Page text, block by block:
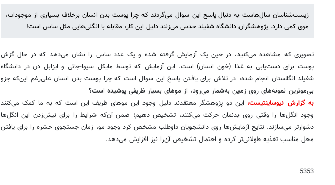
زیست‌شناسان سال‌هاست به دنبال پاسخ این سوال می‌گردند که چرا پوست بدن انسان برخلاف بسیاری از موجودات،
موی کمی دارد. پژوهشگران دانشگاه شفیلد حدس می‌زنند دلیل این کار، مقابله با انگلی‌هایی مثل ساس است!
تصویری که مشاهده می‌کنید، در حین یک آزمایش گرفته شده و یک عدد ساس را نشان می‌دهد که در حال گزش
پوست برای دست‌یابی به غذا (خون انسان) است. این آزمایش که توسط مایکل سیوا-جاتی و ایزابل دن در دانشگاه
شفیلد انگلستان انجام شده، در تلاش برای یافتن پاسخ این سوال است که چرا پوست بدن انسان علی‌رغم این‌که جزو
بی‌موترین نمونه‌های روی زمین به‌شمار می‌رود، از موهای بسیار ظریفی پوشیده است؟
به گزارش نیوساینتیست، این دو پژوهشگر معتقدند دلیل وجود این موهای ظریف این است که به ما کمک می‌کنند
وجود انگل‌ها را وقتی روی بدنمان حرکت می‌کنند، تشخیص دهیم؛ ضمن آن‌که شرایط را برای نیش‌زدن این انگل‌ها
دشوارتر می‌سازند. نتایج آزمایش‌ها روی دانشجویان داوطلب مشخص کرد وجود مو، زمان جستجوی حشره را برای یافتن
محل مناسب تغذیه طولانی‌تر کرده و احتمال تشخیص آن‌را نیز افزایش می‌دهد.
5353